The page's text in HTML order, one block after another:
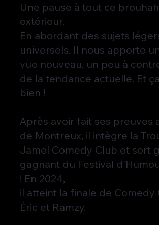
Une pause à tout ce
extérieur.
En abordant des sujets
universels. Il nous apporte
vue nouveau, un peu à
de la tendance actuelle. Et
bien !
Après avoir fait ses preuves
de Montreux, il intègre la
Jamel Comedy Club et sort
gagnant du Festival
! En 2024,
il atteint la finale de Comedy
Éric et Ramzy.